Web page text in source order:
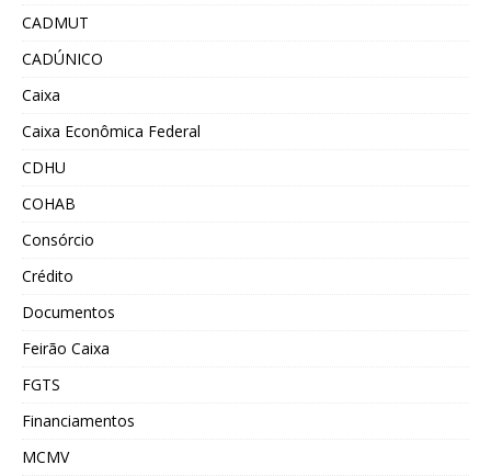
CADMUT
CADÚNICO
Caixa
Caixa Econômica Federal
CDHU
COHAB
Consórcio
Crédito
Documentos
Feirão Caixa
FGTS
Financiamentos
MCMV